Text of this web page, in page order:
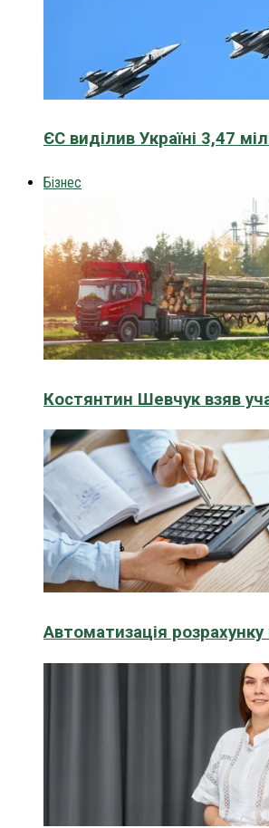
ЄС виділив Україні 3,47
Бізнес
Костянтин Шевчук взяв
Автоматизація